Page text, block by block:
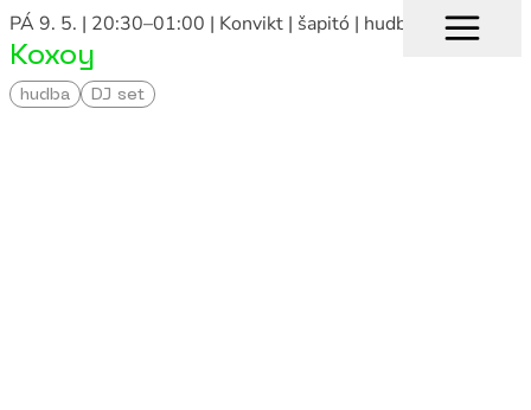
PÁ 9. 5. | 20:30–01:00 | Konvikt | šapitó | hudba, DJ set
Koxoy
hudba DJ set